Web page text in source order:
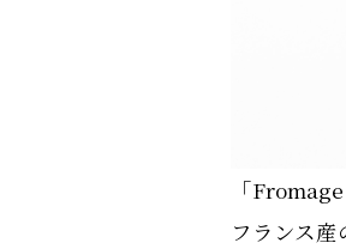
「
フランス